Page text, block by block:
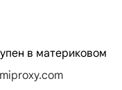
в материковом